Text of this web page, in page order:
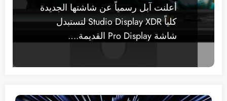
أعلنت آبل رسمياً عن شاشتها الجديدة
كلياً Studio Display XDR لتستبدل
شاشة Pro Display القديمة.…